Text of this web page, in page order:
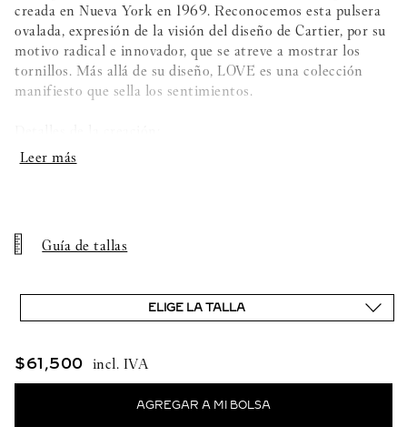
creada en Nueva York en 1969. Reconocemos esta pulsera
ovalada, expresión de la visión del diseño de Cartier, por su
motivo radical e innovador, que se atreve a mostrar los
tornillos. Más allá de su diseño, LOVE es una colección
manifiesto que sella los sentimientos.
0,03 quilates
- Diámetro exterior: 13 mm
Guía de tallas
ELIGE LA TALLA
$61 ,500